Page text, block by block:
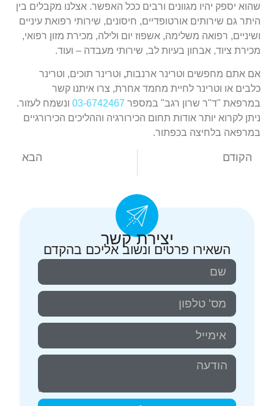
יצירת קשר
השאירו פרטים ונשוב אליכם בהקדם
שהוא יספק יהיו מגוונים ורבים ככל האפשר. אצלנו מקבלים בין
היתר גם שירותים אורטופדיים, חיסונים, שירותי רפואת עיניים
ושיניים, רפואה משלימה, אשפוז יום ולילה, מכירת מזון רפואי,
מכירת ציוד, אבחון בעיות לב, שירותי מעבדה – ועוד.
אם אתם מחפשים וטרינר ארנבות, וטרינר תוכים, וטרינר
כלבים או וטרינר לחיית מחמד אחרת, צרו איתנו קשר
במרפאת "ד"ר שרון רגב" במספר 03-6742467 ונשמח לעזור.
ניתן לקרוא יותר אודות תחום הכירורגיה וההליכים הכירורגיים
במרפאה בלחיצה בכפתור.
הקודם הבא